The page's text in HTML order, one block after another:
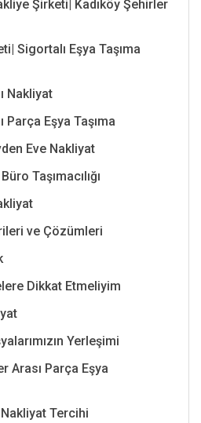
Şirketi| Kadıköy Şehirler
Sigortalı Eşya Taşıma
Nakliyat
Parça Eşya Taşıma
Eve Nakliyat
Taşımacılığı
ve Çözümleri
Dikkat Etmeliyim
Yerleşimi
Arası Parça Eşya
Tercihi